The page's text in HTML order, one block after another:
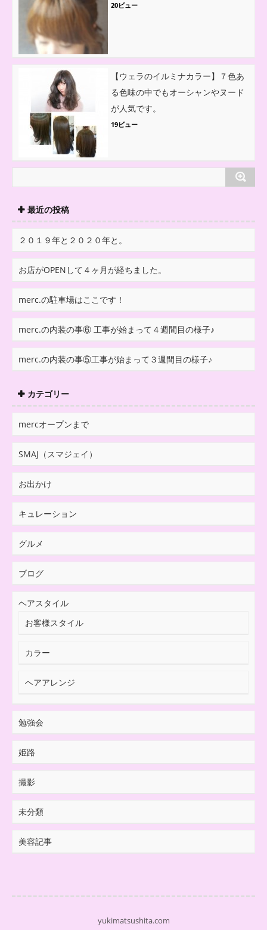
20ビュー
【ウェラのイルミナカラー】７色あ
る色味の中でもオーシャンやヌード
が人気です。
19ビュー
最近の投稿
２０１９年と２０２０年と。
お店がOPENして４ヶ月が経ちました。
merc.の駐車場はここです！
merc.の内装の事⑥ 工事が始まって４週間目の様子♪
merc.の内装の事⑤工事が始まって３週間目の様子♪
カテゴリー
mercオープンまで
SMAJ（スマジェイ）
お出かけ
キュレーション
グルメ
ブログ
ヘアスタイル
お客様スタイル
カラー
ヘアアレンジ
勉強会
姫路
撮影
未分類
美容記事
yukimatsushita.com